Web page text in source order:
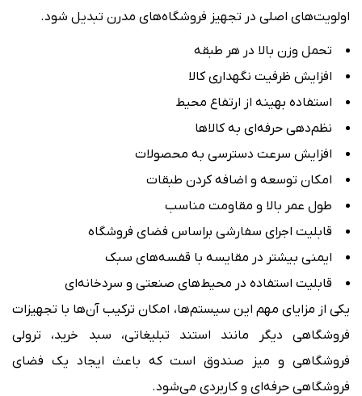
اولویت‌های اصلی در تجهیز فروشگاه‌های مدرن تبدیل شود.
تحمل وزن بالا در هر طبقه
افزایش ظرفیت نگهداری کالا
استفاده بهینه از ارتفاع محیط
نظم‌دهی حرفه‌ای به کالاها
افزایش سرعت دسترسی به محصولات
امکان توسعه و اضافه کردن طبقات
طول عمر بالا و مقاومت مناسب
قابلیت اجرای سفارشی براساس فضای فروشگاه
ایمنی بیشتر در مقایسه با قفسه‌های سبک
قابلیت استفاده در محیط‌های صنعتی و سردخانه‌ای
یکی از مزایای مهم این سیستم‌ها، امکان ترکیب آن‌ها با تجهیزات
فروشگاهی دیگر مانند استند تبلیغاتی، سبد خرید، ترولی
فروشگاهی و میز صندوق است که باعث ایجاد یک فضای
فروشگاهی حرفه‌ای و کاربردی می‌شود.